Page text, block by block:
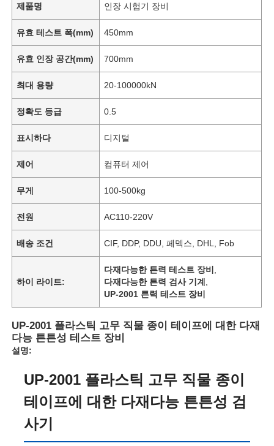
제품명 인장 시험기 장비
유효 테스트 폭(mm) 450mm
유효 인장 공간(mm) 700mm
최대 용량 20-100000kN
정확도 등급 0.5
표시하다 디지털
제어 컴퓨터 제어
무게 100-500kg
전원 AC110-220V
배송 조건 CIF, DDP, DDU, 페덱스, DHL, Fob
하이 라이트:
다재다능한 튼력 테스트 장비
다재다능한 튼력 검사 기계
UP-2001 튼력 테스트 장비
UP-2001 플라스틱 고무 직물 종이 테이프에 대한 다재
다능 튼튼성 테스트 장비
설명:
UP-2001 플라스틱 고무 직물 종이
테이프에 대한 다재다능 튼튼성 검
사기